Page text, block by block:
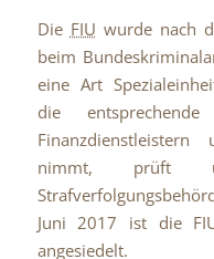
Die FIU wurde nach
beim
eine Art
die
nimmt, prüft
Juni 2017 ist die
angesiedelt.